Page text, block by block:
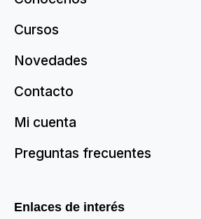
Cursos
Novedades
Contacto
Mi cuenta
Preguntas frecuentes
Enlaces de interés